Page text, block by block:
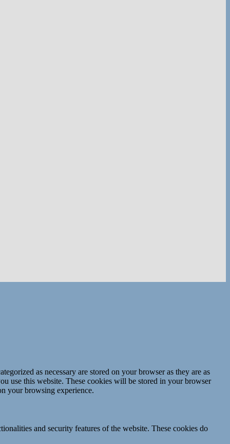
as necessary are stored on your browser as they are as
use this website. These cookies will be stored in your browser
your browsing experience.
and security features of the website. These cookies do